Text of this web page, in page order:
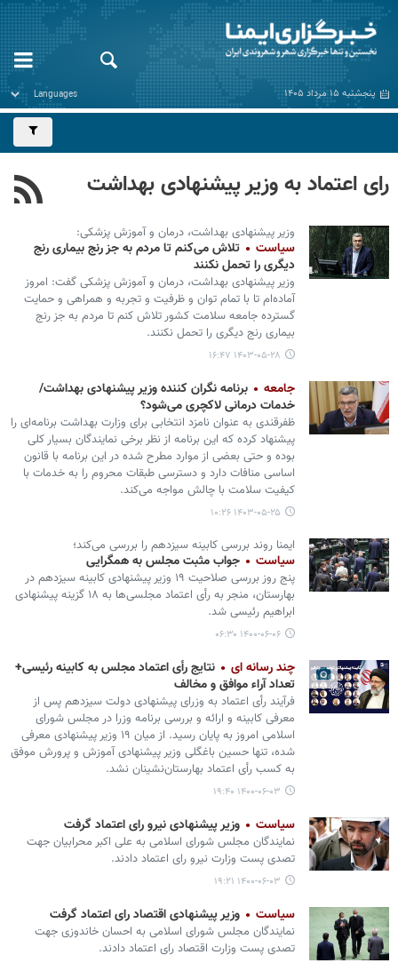
پنجشنبه ۱۵ مرداد ۱۴۰۵
رای اعتماد به وزیر پیشنهادی بهداشت
وزیر پیشنهادی بهداشت، درمان و آموزش پزشکی:
سیاست
تلاش می‌کنم تا مردم به جز رنج بیماری رنج
دیگری را تحمل نکنند
وزیر پیشنهادی بهداشت، درمان و آموزش پزشکی گفت: امروز
آماده‌ام تا با تمام توان و ظرفیت و تجربه و همراهی و حمایت
گسترده جامعه سلامت کشور تلاش کنم تا مردم به جز رنج
بیماری رنج دیگری را تحمل نکنند.
۱۴۰۳-۰۵-۲۸ ۱۶:۴۷
جامعه
برنامه نگران کننده وزیر پیشنهادی بهداشت/
خدمات درمانی لاکچری می‌شود؟
ظفرقندی به عنوان نامزد انتخابی برای وزارت بهداشت برنامه‌ای را
پیشنهاد کرده که این برنامه از نظر برخی نمایندگان بسیار کلی
بوده و حتی بعضی از موارد مطرح شده در این برنامه با قانون
اساسی منافات دارد و دسترسی طبقات محروم را به خدمات با
کیفیت سلامت با چالش مواجه می‌کند.
۱۴۰۳-۰۵-۲۵ ۱۰:۲۶
ایمنا روند بررسی کابینه سیزدهم را بررسی می‌کند؛
سیاست جواب مثبت مجلس به همگرایی
پنج روز بررسی صلاحیت ۱۹ وزیر پیشنهادی کابینه سیزدهم در
بهارستان، منجر به رأی اعتماد مجلسی‌ها به ۱۸ گزینه پیشنهادی
ابراهیم‌ رئیسی شد.
۱۴۰۰-۰۶-۰۶ ۰۶:۳۰
چند رسانه ای
نتایج رأی اعتماد مجلس به کابینه رئیسی+
تعداد آراء موافق و مخالف
فرآیند رأی اعتماد به وزرای پیشنهادی دولت سیزدهم پس از
معرفی کابینه و ارائه و بررسی برنامه وزرا در مجلس شورای
اسلامی امروز به پایان رسید. از میان ۱۹ وزیر پیشنهادی معرفی
شده، تنها حسین باغگلی وزیر پیشنهادی آموزش و پرورش موفق
به کسب رأی اعتماد بهارستان‌نشینان نشد.
۱۴۰۰-۰۶-۰۳ ۱۹:۴۰
سیاست وزیر پیشنهادی نیرو رای اعتماد گرفت
نمایندگان مجلس شورای اسلامی به علی اکبر محرابیان جهت
تصدی پست وزارت نیرو رای اعتماد دادند.
۱۴۰۰-۰۶-۰۳ ۱۹:۲۱
سیاست وزیر پیشنهادی اقتصاد رای اعتماد گرفت
نمایندگان مجلس شورای اسلامی به احسان خاندوزی جهت
تصدی پست وزارت اقتصاد رای اعتماد دادند.